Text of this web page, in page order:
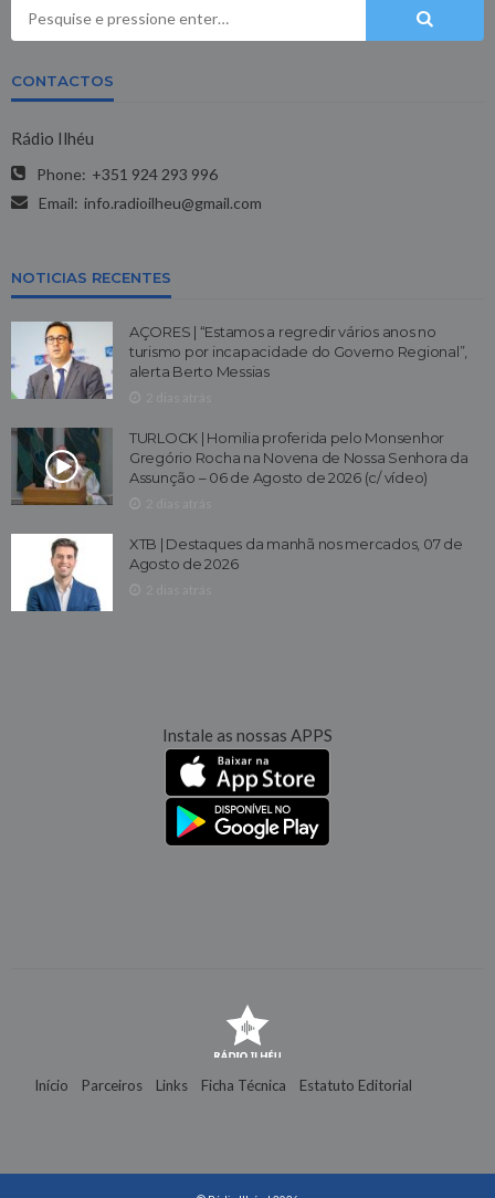
CONTACTOS
Rádio Ilhéu
Phone: +351 924 293 996
Email: info.radioilheu@gmail.com
NOTICIAS RECENTES
AÇORES | “Estamos a regredir vários anos no
turismo por incapacidade do Governo Regional”,
alerta Berto Messias
TURLOCK | Homilia proferida pelo Monsenhor
Gregório Rocha na Novena de Nossa Senhora da
Assunção – 06 de Agosto de 2026 (c/ vídeo)
XTB | Destaques da manhã nos mercados, 07 de
Agosto de 2026
Instale as nossas APPS
Início Parceiros Links Ficha Técnica Estatuto Editorial